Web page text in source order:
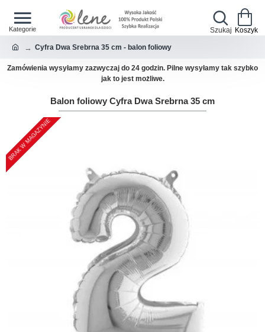
Cyfra Dwa Srebrna 35 cm - balon foliowy
Zamówienia wysyłamy zazwyczaj do 24 godzin. Pilne wysyłamy tak szybko
jak to jest możliwe.
Balon foliowy Cyfra Dwa Srebrna 35 cm
BRAK W MAGAZYNIE